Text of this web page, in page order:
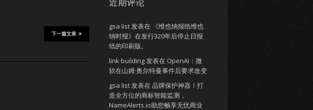
下一篇文章
gsa list发表在
《维也纳报纸维也
纳时报》在发行320年后停止日报
纸的印刷版。
link building发表在 OpenAI：微
软在山姆·奥尔特曼事件后要求改变
gsa list发表在 品牌保护神器！打
造全方位的商标智能监测，
NameAlerts.io助您畅享无忧商业